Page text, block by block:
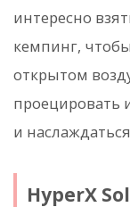
интересно
кемпинг,
открытом
проецировать
и
HyperX